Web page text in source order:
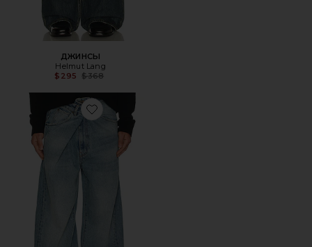
ДЖИНСЫ
Helmut Lang
$295
Previous price:
$368
Favorite ДЖИНСЫ С ОТВОРОТОМ INED